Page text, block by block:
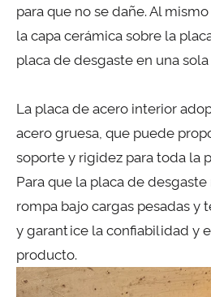
para que no se dañe. Al
la capa cerámica sobre la
placa de desgaste en una sola
La placa de acero interior
acero gruesa, que puede
soporte y rigidez para toda la
Para que la placa de
rompa bajo cargas pesadas y
y garantice la confiabilidad y
producto.